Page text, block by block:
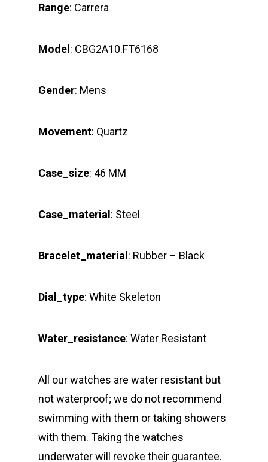
Range: Carrera
Model: CBG2A10.FT6168
Gender: Mens
Movement: Quartz
Case_size: 46 MM
Case_material: Steel
Bracelet_material: Rubber – Black
Dial_type: White Skeleton
Water_resistance: Water Resistant
All our watches are water resistant but
not waterproof; we do not recommend
swimming with them or taking showers
with them. Taking the watches
underwater will revoke their guarantee.